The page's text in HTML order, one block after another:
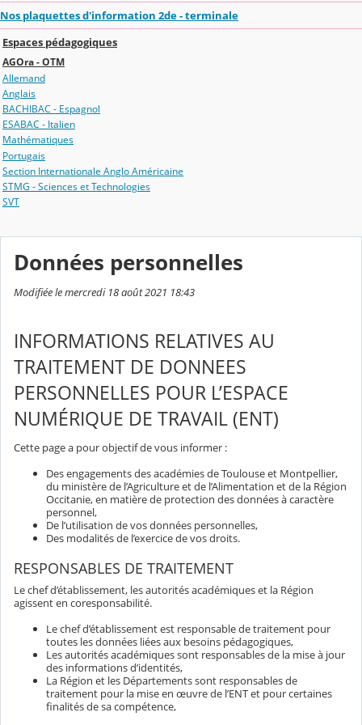
Nos plaquettes d'information 2de - terminale
Espaces pédagogiques
AGOra - OTM
Allemand
Anglais
BACHIBAC - Espagnol
ESABAC - Italien
Mathématiques
Portugais
Section Internationale Anglo Américaine
STMG - Sciences et Technologies
SVT
Données personnelles
Modifiée le mercredi 18 août 2021 18:43
INFORMATIONS RELATIVES AU
TRAITEMENT DE DONNEES
PERSONNELLES POUR L’ESPACE
NUMÉRIQUE DE TRAVAIL (ENT)
Cette page a pour objectif de vous informer :
Des engagements des académies de Toulouse et Montpellier,
du ministère de l’Agriculture et de l’Alimentation et de la Région
Occitanie, en matière de protection des données à caractère
personnel,
De l’utilisation de vos données personnelles,
Des modalités de l’exercice de vos droits.
RESPONSABLES DE TRAITEMENT
Le chef d’établissement, les autorités académiques et la Région
agissent en coresponsabilité.
Le chef d’établissement est responsable de traitement pour
toutes les données liées aux besoins pédagogiques,
Les autorités académiques sont responsables de la mise à jour
des informations d’identités,
La Région et les Départements sont responsables de
traitement pour la mise en œuvre de l’ENT et pour certaines
finalités de sa compétence,